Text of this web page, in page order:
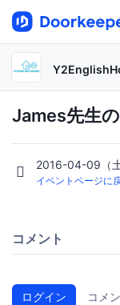
James先生
2016-04-09（
イベントページに
コメント
ログイン コメ